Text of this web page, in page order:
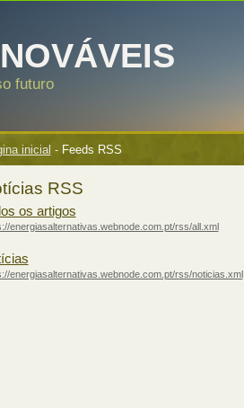
futuro
inicial - Feeds RSS
RSS
os artigos
energiasalternativas.webnode.com.pt/rss/all.xml
energiasalternativas.webnode.com.pt/rss/noticias.xml